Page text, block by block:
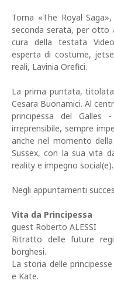
Torna «The Royal
seconda serata, per otto
cura della testata
esperta di costume,
reali, Lavinia Orefici.
La prima puntata,
Cesara Buonamici. Al
principessa del Galles
irreprensibile, sempre
anche nel momento
Sussex, con la sua vita
reality e impegno social(e).
Negli appuntamenti
Vita da Principessa
guest Roberto ALESSI
Ritratto delle future
borghesi.
La storia delle
e Kate.